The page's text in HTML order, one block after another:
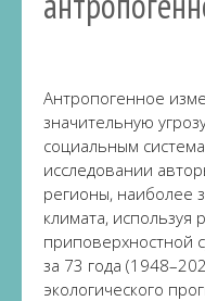
Антропогенное
значительную
социальным
исследовании
регионы, наиболее
климата, используя
приповерхностной
за 73 года
экологического